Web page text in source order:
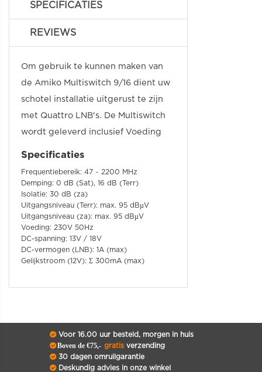
SPECIFICATIES
REVIEWS
Om gebruik te kunnen maken van
de Amiko Multiswitch 9/16 dient uw
schotel installatie uitgerust te zijn
met Quattro LNB's. De Multiswitch
wordt geleverd inclusief Voeding
Specificaties
Frequentiebereik: 47 ~ 2200 MHz
Demping: 0 dB (Sat), 16 dB (Terr)
Isolatie: 30 dB (za)
Uitgangsniveau (Terr): max. 95 dBµV
Uitgangsniveau (za): max. 95 dBµV
Voeding: 230V 50Hz
DC-spanning: 13V / 18V
DC-vermogen (LNB): 1A (max)
Gelijkstroom (12V): Ʃ 300mA (max)
Voor 16.00 uur besteld, morgen in huis
Boven de €75,- gratisverzending
30 dagen omruilgarantie
Deskundig advies in onze winkel